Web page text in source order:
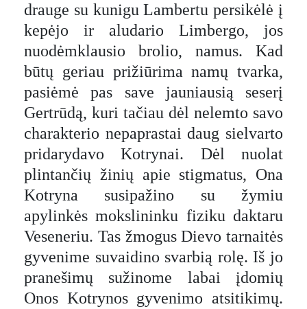
drauge su kunigu Lambertu persikėlė į
kepėjo ir aludario Limbergo, jos
nuodėmklausio brolio, namus. Kad
būtų geriau prižiūrima namų tvarka,
pasiėmė pas save jauniausią seserį
Gertrūdą, kuri tačiau dėl nelemto savo
charakterio nepaprastai daug sielvarto
pridarydavo Kotrynai. Dėl nuolat
plintančių žinių apie stigmatus, Ona
Kotryna susipažino su žymiu
apylinkės mokslininku fiziku daktaru
Veseneriu. Tas žmogus Dievo tarnaitės
gyvenime suvaidino svarbią rolę. Iš jo
pranešimų sužinome labai įdomių
Onos Kotrynos gyvenimo atsitikimų.